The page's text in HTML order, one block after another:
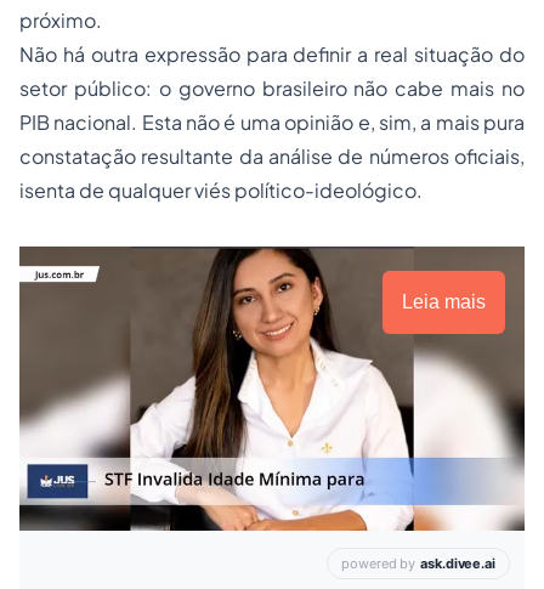
próximo.
Não há outra expressão para definir a real situação do
setor público: o governo brasileiro não cabe mais no
PIB nacional. Esta não é uma opinião e, sim, a mais pura
constatação resultante da análise de números oficiais,
isenta de qualquer viés político-ideológico.
Leia mais